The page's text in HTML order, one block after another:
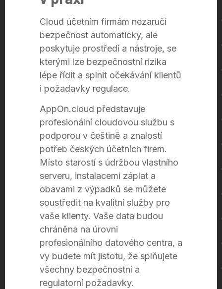
Cloud účetním firmám nezaručí
bezpečnost automaticky, ale
poskytuje prostředí a nástroje, se
kterými lze bezpečnostní rizika
lépe řídit a splnit očekávání klientů
i požadavky regulace.
AppOn.cloud představuje
profesionální cloudovou službu s
podporou v češtině a znalostí
potřeb českých účetních firem.
Místo starostí s údržbou vlastního
serveru, instalacemi záplat a
obavami z výpadků se můžete
soustředit na kvalitní služby pro
vaše klienty. Vaše data budou
chráněna na úrovni
profesionálního datového centra, a
vy budete mít jistotu, že splňujete
všechny bezpečnostní a
regulatorní požadavky.